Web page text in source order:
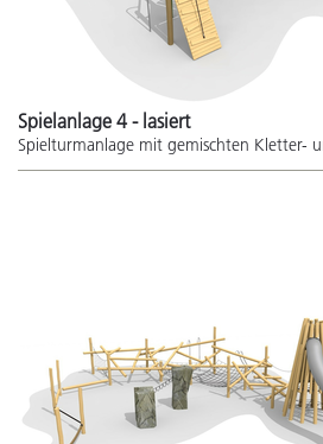
Spielanlage 4 - lasiert
Spielturmanlage mit gemischten Kletter-